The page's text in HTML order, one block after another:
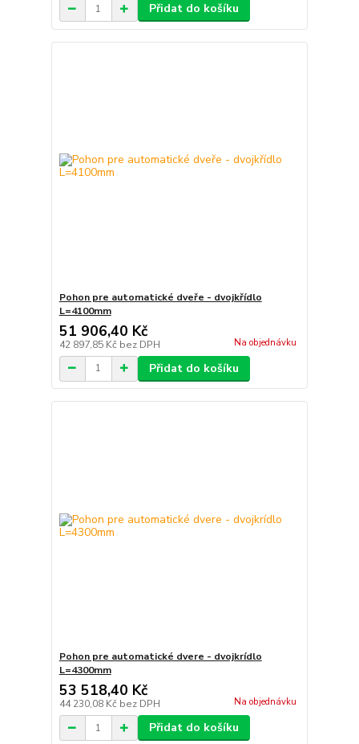
Přidat do košíku
Pohon pre automatické dveře - dvojkřídlo
L=4100mm
51 906,40 Kč
42 897,85 Kč bez DPH Na objednávku
Přidat do košíku
Pohon pre automatické dvere - dvojkrídlo
L=4300mm
53 518,40 Kč
44 230,08 Kč bez DPH Na objednávku
Přidat do košíku